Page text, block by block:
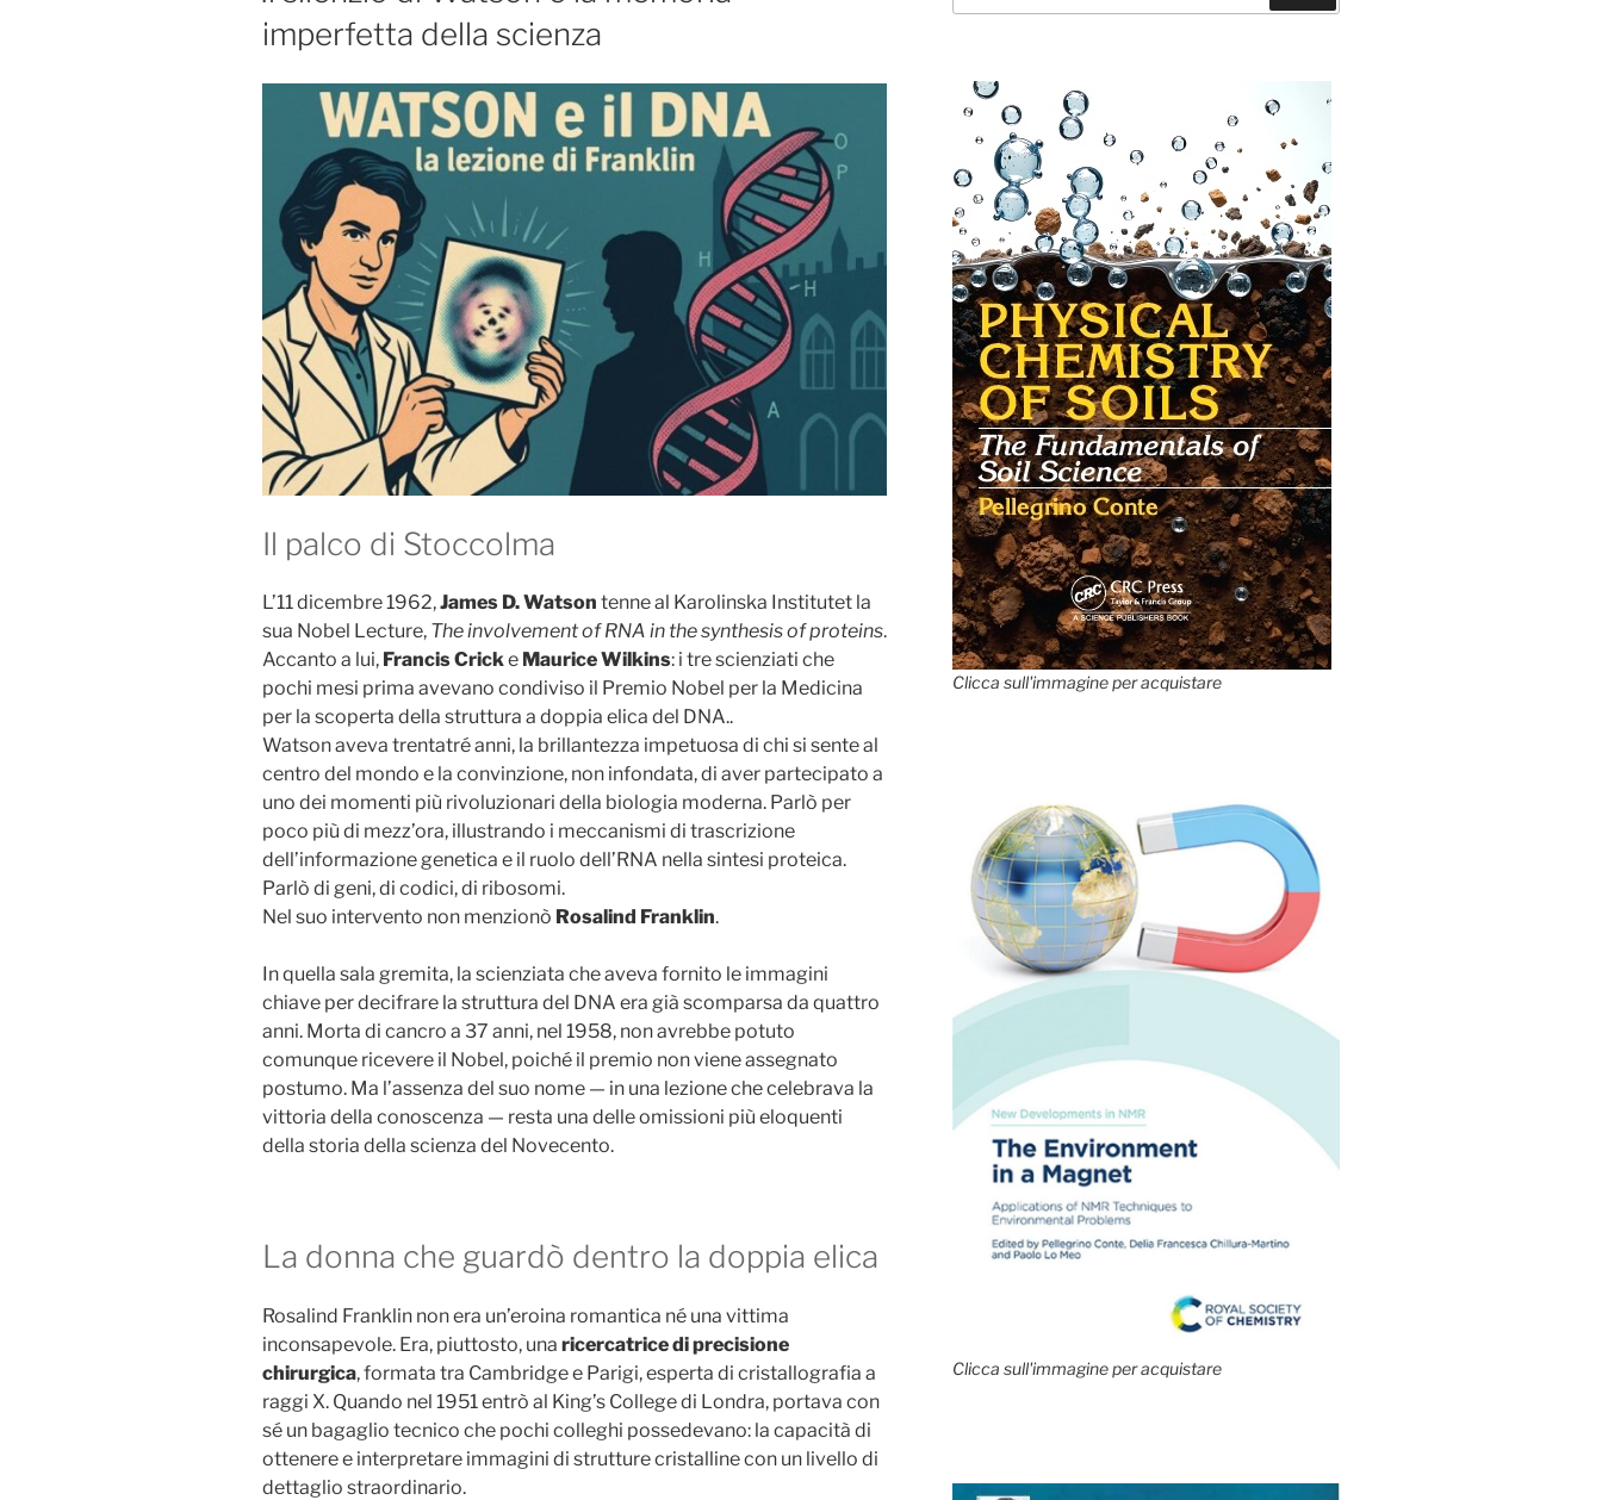
imperfetta della scienza
Il palco di Stoccolma
L’11 dicembre 1962,James D. Watson tenne al Karolinska Institutet la
sua Nobel Lecture, The involvement of RNA in the synthesis of proteins.
Accanto a lui, Francis Cricke Maurice Wilkins: i tre scienziati che
pochi mesi prima avevano condiviso il Premio Nobel per la Medicina
per la scoperta della struttura a doppia elica del DNA..
Watson aveva trentatré anni, la brillantezza impetuosa di chi si sente al
centro del mondo e la convinzione, non infondata, di aver partecipato a
uno dei momenti più rivoluzionari della biologia moderna. Parlò per
poco più di mezz’ora, illustrando i meccanismi di trascrizione
dell’informazione genetica e il ruolo dell’RNA nella sintesi proteica.
Parlò di geni, di codici, di ribosomi.
Nel suo intervento non menzionò Rosalind Franklin.
In quella sala gremita, la scienziata che aveva fornito le immagini
chiave per decifrare la struttura del DNA era già scomparsa da quattro
anni. Morta di cancro a 37 anni, nel 1958, non avrebbe potuto
comunque ricevere il Nobel, poiché il premio non viene assegnato
postumo. Ma l’assenza del suo nome — in una lezione che celebrava la
vittoria della conoscenza — resta una delle omissioni più eloquenti
della storia della scienza del Novecento.
La donna che guardò dentro la doppia elica
Rosalind Franklin non era un’eroina romantica né una vittima
inconsapevole. Era, piuttosto, una ricercatrice di precisione
chirurgica, formata tra Cambridge e Parigi, esperta di cristallografia a
raggi X. Quando nel 1951 entrò al King’s College di Londra, portava con
sé un bagaglio tecnico che pochi colleghi possedevano: la capacità di
ottenere e interpretare immagini di strutture cristalline con un livello di
dettaglio straordinario.
Clicca sull'immagine per acquistare
Clicca sull'immagine per acquistare